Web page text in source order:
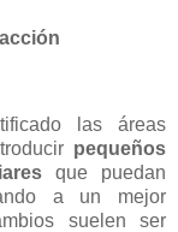
las áreas
pequeños
que puedan
a un mejor
suelen ser